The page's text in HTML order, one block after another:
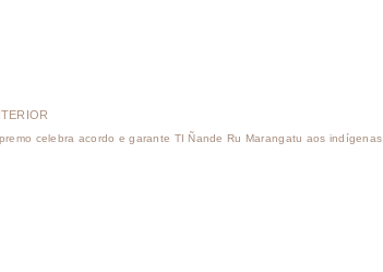
celebra acordo e garante TI Ñande Ru Marangatu aos indígenas